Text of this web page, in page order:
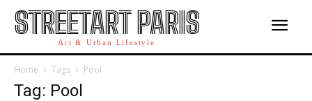
STREETART PARIS
Art & Urban Lifestyle
Home Tags Pool
Tag: Pool